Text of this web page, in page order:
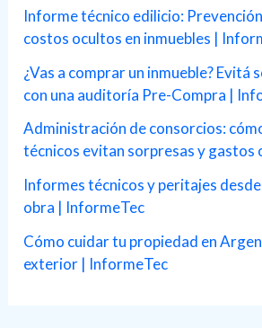
p
o
r
:
Informe técnico edilicio:
costos ocultos en inmuebles |
¿Vas a comprar un inmueble? Evitá
con una auditoría Pre-Compra |
Administración de consorcios:
técnicos evitan sorpresas y gastos
Informes técnicos y peritajes
obra | InformeTec
Cómo cuidar tu propiedad en
exterior | InformeTec